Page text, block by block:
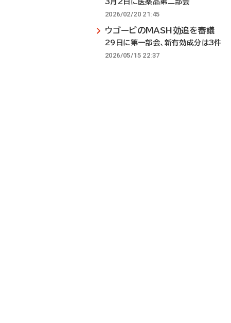
3月2日に医薬品第二部会
2026/02/20 21:45
ウゴービのMASH効追を審議
29日に第一部会、新有効成分は3件
2026/05/15 22:37